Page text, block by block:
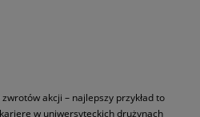
akcji – najlepszy przykład to
w uniwersyteckich drużynach